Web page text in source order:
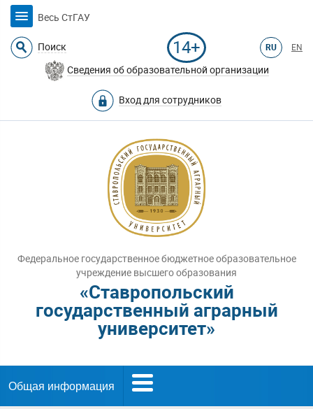
Весь СтГАУ
Поиск 14+ RU EN
Сведения об образовательной организации
Вход для сотрудников
Федеральное государственное бюджетное образовательное
учреждение высшего образования
«Ставропольский
государственный аграрный
университет»
Общая информация